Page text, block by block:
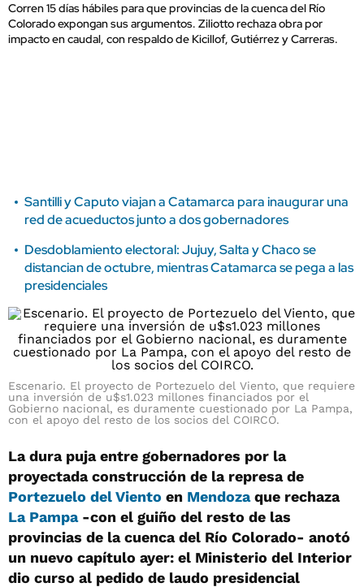
Corren 15 días hábiles para que provincias de la cuenca del Río
Colorado expongan sus argumentos. Ziliotto rechaza obra por
impacto en caudal, con respaldo de Kicillof, Gutiérrez y Carreras.
Santilli y Caputo viajan a Catamarca para inaugurar una
red de acueductos junto a dos gobernadores
Desdoblamiento electoral: Jujuy, Salta y Chaco se
distancian de octubre, mientras Catamarca se pega a las
presidenciales
Escenario. El proyecto de Portezuelo del Viento, que requiere
una inversión de u$s1.023 millones financiados por el
Gobierno nacional, es duramente cuestionado por La Pampa,
con el apoyo del resto de los socios del COIRCO.
La dura puja entre gobernadores por la
proyectada construcción de la represa de
Portezuelo del Viento en Mendozaque rechaza
La Pampa-con el guiño del resto de las
provincias de la cuenca del Río Colorado- anotó
un nuevo capítulo ayer: el Ministerio del Interior
dio curso al pedido de laudo presidencial